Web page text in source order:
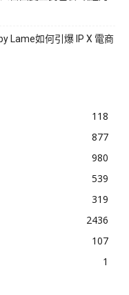
Lame如何引爆 IP X 電商
118
877
980
539
319
2436
107
1